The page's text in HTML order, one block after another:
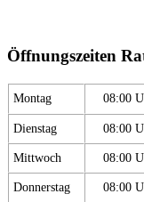
Öffnungszeiten
Montag 08:00
Dienstag 08:00
Mittwoch 08:00
Donnerstag 08:00